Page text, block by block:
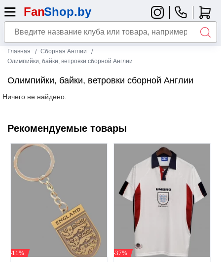
Главная
Сборная Англии
Олимпийки, байки, ветровки сборной Англии
Олимпийки, байки, ветровки сборной Англии
Ничего не найдено.
Рекомендуемые товары
-11%
-37%